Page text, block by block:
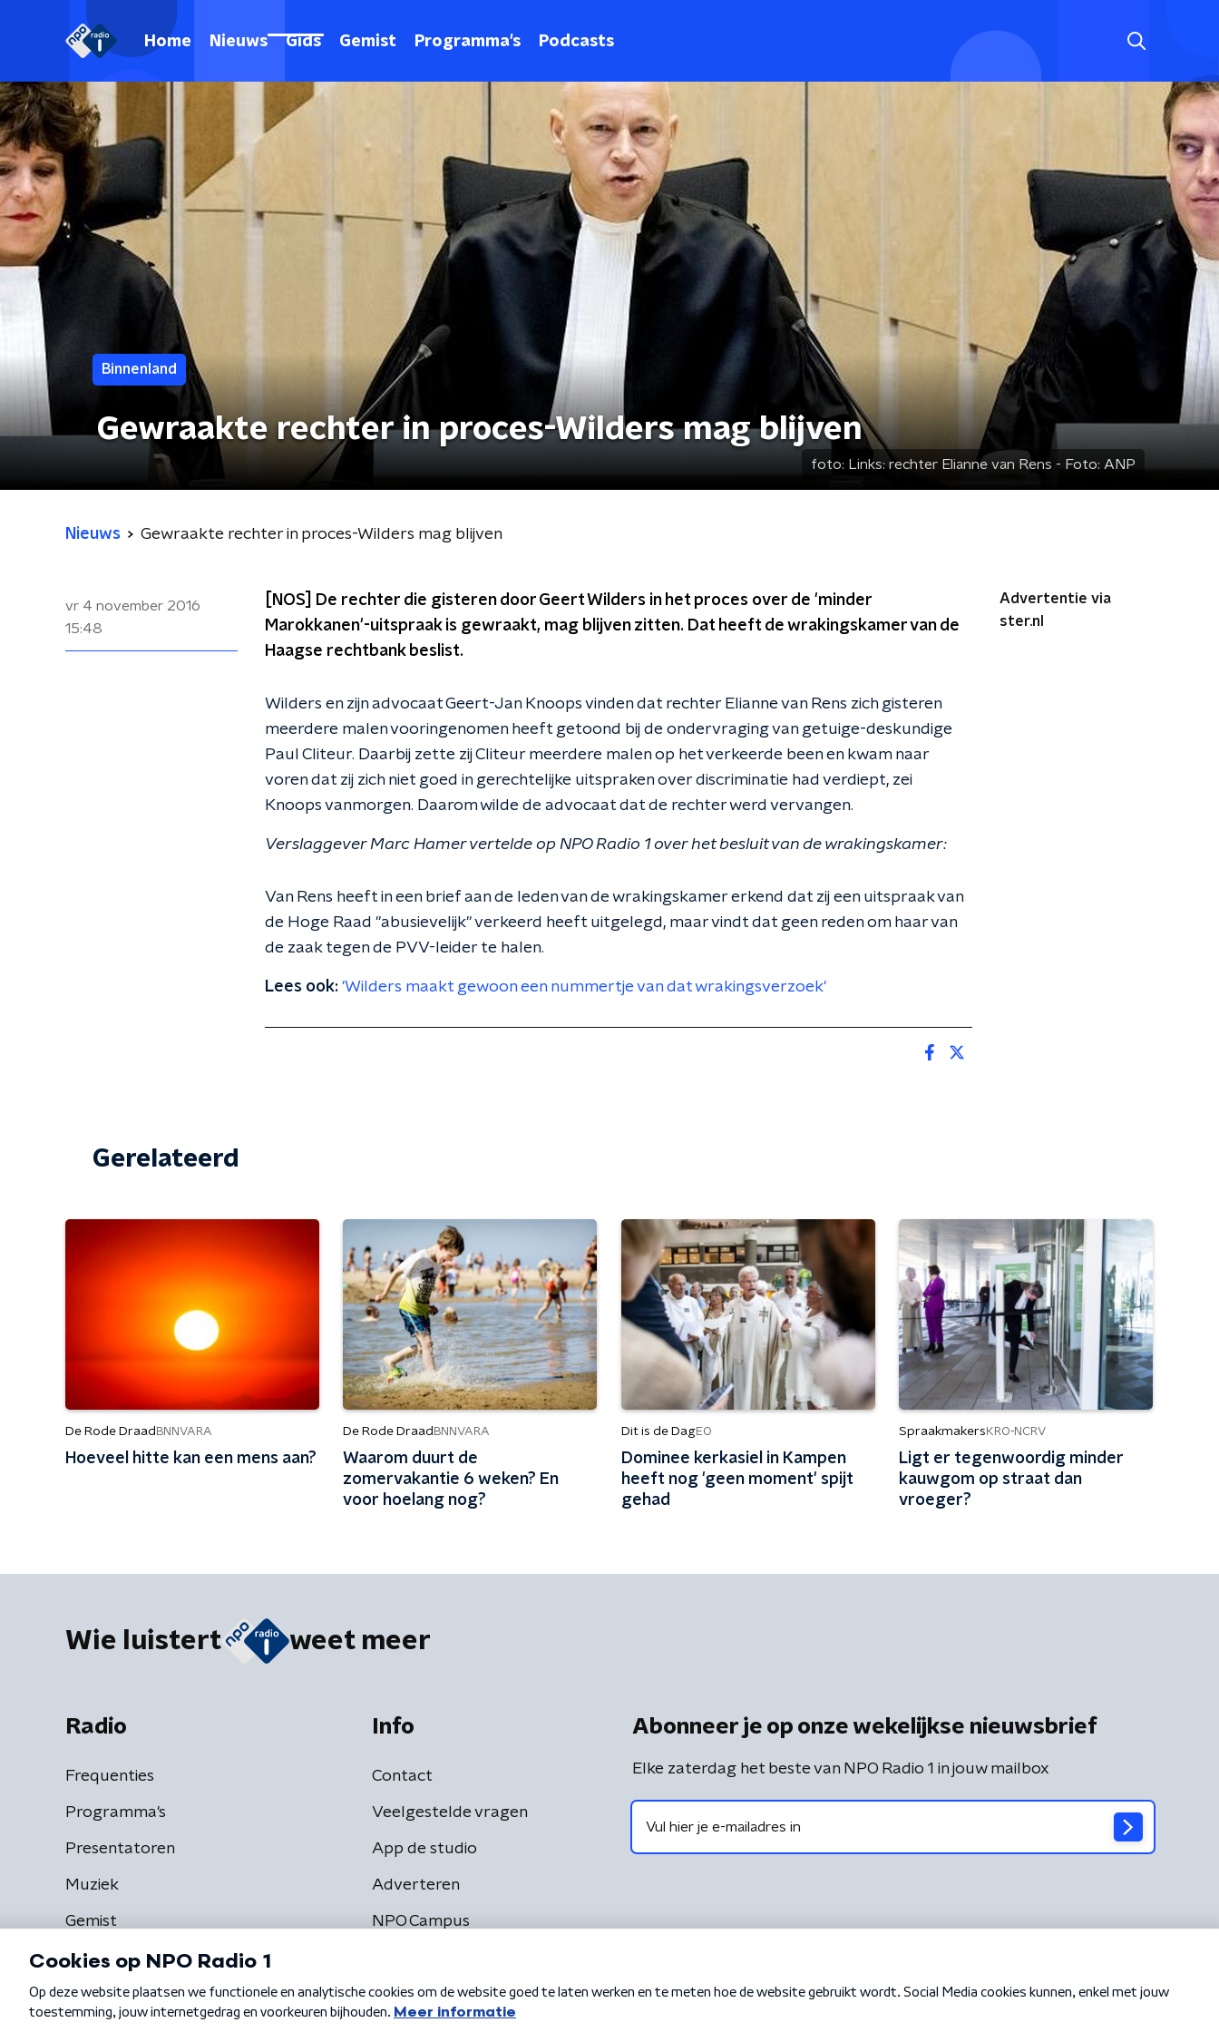
Home Nieuws Gids Gemist Programma's Podcasts
Binnenland
Gewraakte rechter in proces-Wilders mag blijven
foto: Links: rechter Elianne van Rens - Foto: ANP
Nieuws Gewraakte rechter in proces-Wilders mag blijven
vr 4 november 2016
15:48
[NOS] De rechter die gisteren door Geert Wilders in het proces over de 'minder
Marokkanen'-uitspraak is gewraakt, mag blijven zitten. Dat heeft de wrakingskamer van de
Haagse rechtbank beslist.
Wilders en zijn advocaat Geert-Jan Knoops vinden dat rechter Elianne van Rens zich gisteren
meerdere malen vooringenomen heeft getoond bij de ondervraging van getuige-deskundige
Paul Cliteur. Daarbij zette zij Cliteur meerdere malen op het verkeerde been en kwam naar
voren dat zij zich niet goed in gerechtelijke uitspraken over discriminatie had verdiept, zei
Knoops vanmorgen. Daarom wilde de advocaat dat de rechter werd vervangen.
Verslaggever Marc Hamer vertelde op NPO Radio 1 over het besluit van de wrakingskamer:
Van Rens heeft in een brief aan de leden van de wrakingskamer erkend dat zij een uitspraak van
de Hoge Raad "abusievelijk" verkeerd heeft uitgelegd, maar vindt dat geen reden om haar van
de zaak tegen de PVV-leider te halen.
Lees ook: 'Wilders maakt gewoon een nummertje van dat wrakingsverzoek'
Advertentie via
ster.nl
Gerelateerd
De Rode Draad BNNVARA
Hoeveel hitte kan een mens aan?
De Rode Draad BNNVARA
Waarom duurt de
zomervakantie 6 weken? En
voor hoelang nog?
Dit is de DagEO
Dominee kerkasiel in Kampen
heeft nog 'geen moment' spijt
gehad
Spraakmakers KRO-NCRV
Ligt er tegenwoordig minder
kauwgom op straat dan
vroeger?
Wie luistert weet meer
Radio
Frequenties
Programma's
Presentatoren
Muziek
Gemist
Info
Contact
Veelgestelde vragen
App de studio
Adverteren
NPO Campus
Abonneer je op onze wekelijkse nieuwsbrief
Elke zaterdag het beste van NPO Radio 1 in jouw mailbox
Algemene voorwaarden Privacybeleid